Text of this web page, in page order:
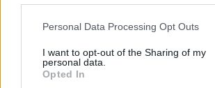
Personal Data Processing Opt Outs
I want to opt-out of the Sharing of my
personal data.
Opted In